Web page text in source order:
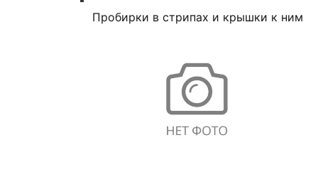
Пробирки в стрипах и крышки к ним